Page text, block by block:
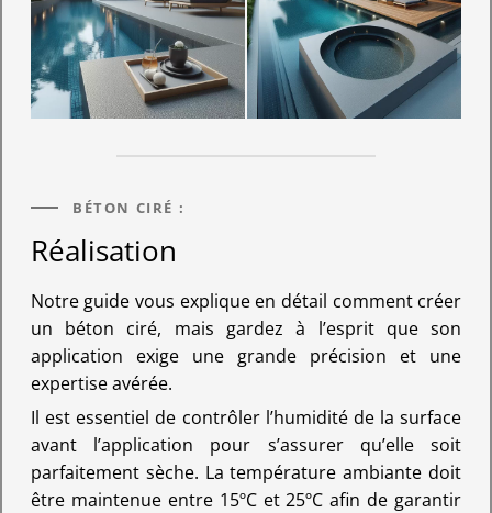
BÉTON CIRÉ :
Réalisation
Notre guide vous explique en détail comment créer
un béton ciré, mais gardez à l’esprit que son
application exige une grande précision et une
expertise avérée.
Il est essentiel de contrôler l’humidité de la surface
avant l’application pour s’assurer qu’elle soit
parfaitement sèche. La température ambiante doit
être maintenue entre 15ºC et 25ºC afin de garantir